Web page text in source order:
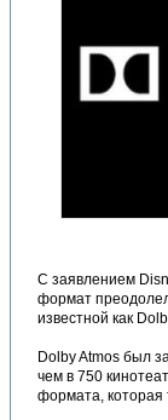
С заявлением
формат
известной как
Dolby Atmos был
чем в 750
формата, которая